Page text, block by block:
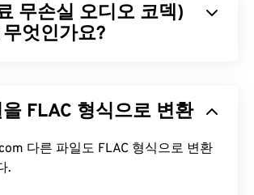
한 결과물입니다. WAV 파일은 M4A
다 훨씬 용량이 커서 휴대용 플레이어
을 어떻게 여나요?
는 기본 플레이어는Windows Media
또는
무손실 오디오 코덱)
엇인가요?
단어가 암시하듯이 음질이나 원본
로 압축하는알고리즘을 사용
니다.
다른 파일을 FLAC 형식으로 변환
일도 FLAC 형식으로 변환
.